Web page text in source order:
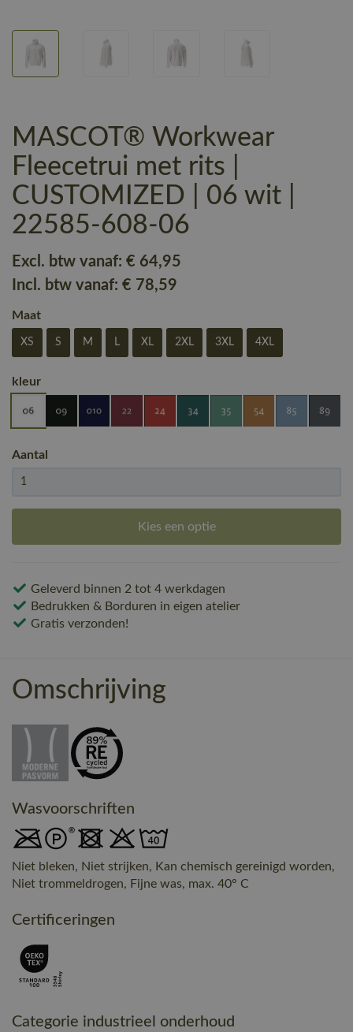
MASCOT® Workwear
Fleecetrui met rits |
CUSTOMIZED | 06 wit |
22585-608-06
Excl. btw vanaf: € 64,95
Incl. btw vanaf: € 78,59
Maat
XS S M L XL 2XL 3XL 4XL
kleur
Aantal
Kies een optie
Geleverd binnen 2 tot 4 werkdagen
Bedrukken & Borduren in eigen atelier
Gratis verzonden!
Omschrijving
Wasvoorschriften
Niet bleken, Niet strijken, Kan chemisch gereinigd worden,
Niet trommeldrogen, Fijne was, max. 40° C
Certificeringen
Categorie industrieel onderhoud